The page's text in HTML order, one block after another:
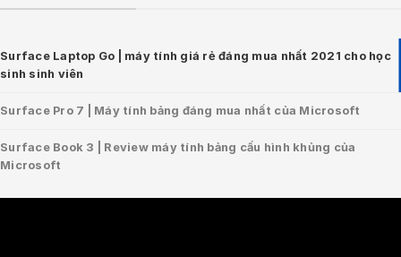
Surface Laptop Go | máy tính giá rẻ đáng mua nhất 2021 cho học
sinh sinh viên
Surface Pro 7 | Máy tính bảng đáng mua nhất của Microsoft
Surface Book 3 | Review máy tính bảng cấu hình khủng của
Microsoft